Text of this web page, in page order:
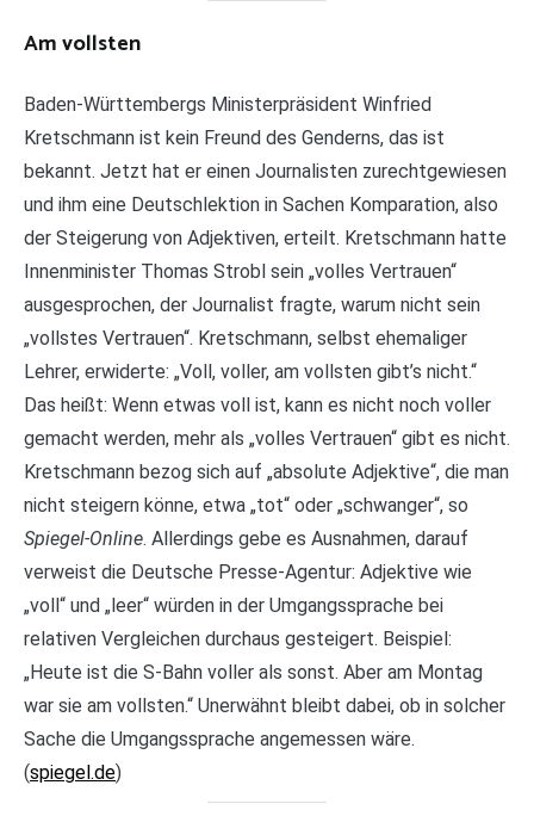
Am vollsten
Baden-Württembergs Ministerpräsident Winfried
Kretschmann ist kein Freund des Genderns, das ist
bekannt. Jetzt hat er einen Journalisten zurechtgewiesen
und ihm eine Deutschlektion in Sachen Komparation, also
der Steigerung von Adjektiven, erteilt. Kretschmann hatte
Innenminister Thomas Strobl sein „volles Vertrauen“
ausgesprochen, der Journalist fragte, warum nicht sein
„vollstes Vertrauen“. Kretschmann, selbst ehemaliger
Lehrer, erwiderte: „Voll, voller, am vollsten gibt’s nicht.“
Das heißt: Wenn etwas voll ist, kann es nicht noch voller
gemacht werden, mehr als „volles Vertrauen“ gibt es nicht.
Kretschmann bezog sich auf „absolute Adjektive“, die man
nicht steigern könne, etwa „tot“ oder „schwanger“, so
Spiegel-Online. Allerdings gebe es Ausnahmen, darauf
verweist die Deutsche Presse-Agentur: Adjektive wie
„voll“ und „leer“ würden in der Umgangssprache bei
relativen Vergleichen durchaus gesteigert. Beispiel:
„Heute ist die S-Bahn voller als sonst. Aber am Montag
war sie am vollsten.“ Unerwähnt bleibt dabei, ob in solcher
Sache die Umgangssprache angemessen wäre.
(spiegel.de)